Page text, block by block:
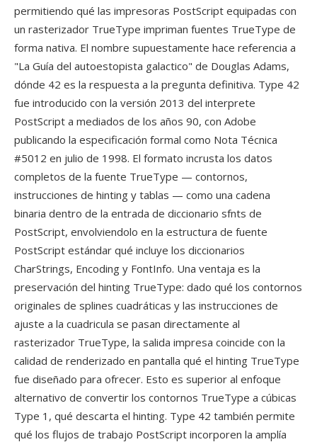
permitiendo qué las impresoras PostScript equipadas con
un rasterizador TrueType impriman fuentes TrueType de
forma nativa. El nombre supuestamente hace referencia a
"La Guía del autoestopista galactico" de Douglas Adams,
dónde 42 es la respuesta a la pregunta definitiva. Type 42
fue introducido con la versión 2013 del interprete
PostScript a mediados de los años 90, con Adobe
publicando la especificación formal como Nota Técnica
#5012 en julio de 1998. El formato incrusta los datos
completos de la fuente TrueType — contornos,
instrucciones de hinting y tablas — como una cadena
binaria dentro de la entrada de diccionario sfnts de
PostScript, envolviendolo en la estructura de fuente
PostScript estándar qué incluye los diccionarios
CharStrings, Encoding y FontInfo. Una ventaja es la
preservación del hinting TrueType: dado qué los contornos
originales de splines cuadráticas y las instrucciones de
ajuste a la cuadricula se pasan directamente al
rasterizador TrueType, la salida impresa coincide con la
calidad de renderizado en pantalla qué el hinting TrueType
fue diseñado para ofrecer. Esto es superior al enfoque
alternativo de convertir los contornos TrueType a cúbicas
Type 1, qué descarta el hinting. Type 42 también permite
qué los flujos de trabajo PostScript incorporen la amplía